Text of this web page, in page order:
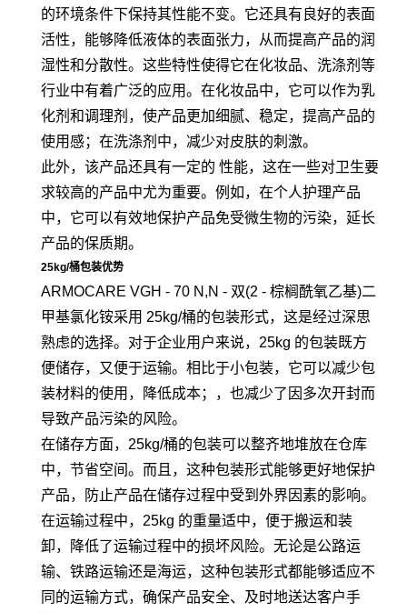
的环境条件下保持其性能不变。它还具有良好的表面
活性，能够降低液体的表面张力，从而提高产品的润
湿性和分散性。这些特性使得它在化妆品、洗涤剂等
行业中有着广泛的应用。在化妆品中，它可以作为乳
化剂和调理剂，使产品更加细腻、稳定，提高产品的
使用感；在洗涤剂中，减少对皮肤的刺激。
此外，该产品还具有一定的 性能，这在一些对卫生要
求较高的产品中尤为重要。例如，在个人护理产品
中，它可以有效地保护产品免受微生物的污染，延长
产品的保质期。
25kg/桶包装优势
ARMOCARE VGH - 70 N,N - 双(2 - 棕榈酰氧乙基)二
甲基氯化铵采用 25kg/桶的包装形式，这是经过深思
熟虑的选择。对于企业用户来说，25kg 的包装既方
便储存，又便于运输。相比于小包装，它可以减少包
装材料的使用，降低成本；，也减少了因多次开封而
导致产品污染的风险。
在储存方面，25kg/桶的包装可以整齐地堆放在仓库
中，节省空间。而且，这种包装形式能够更好地保护
产品，防止产品在储存过程中受到外界因素的影响。
在运输过程中，25kg 的重量适中，便于搬运和装
卸，降低了运输过程中的损坏风险。无论是公路运
输、铁路运输还是海运，这种包装形式都能够适应不
同的运输方式，确保产品安全、及时地送达客户手